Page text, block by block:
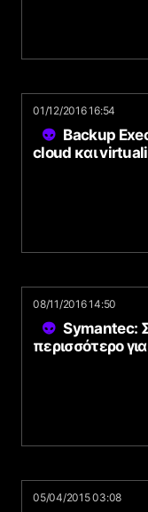
01/12/2016 16:54
Backup
cloud και
08/11/2016 14:50
Symantec:
περισσότερο
05/04/2015 03:08